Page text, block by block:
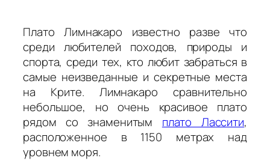
Плато Лимнакаро известно разве что
среди любителей походов, природы и
спорта, среди тех, кто любит забраться в
самые неизведанные и секретные места
на Крите. Лимнакаро сравнительно
небольшое, но очень красивое плато
рядом со знаменитым плато Лассити,
расположенное в 1150 метрах над
уровнем моря.